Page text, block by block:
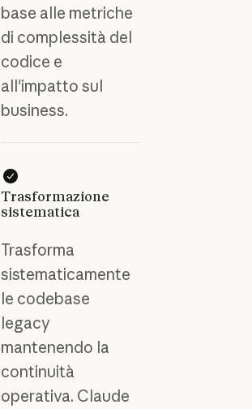
base alle metriche
di complessità del
codice e
all'impatto sul
business.
Trasformazione
sistematica
Trasforma
sistematicamente
le codebase
legacy
mantenendo la
continuità
operativa. Claude